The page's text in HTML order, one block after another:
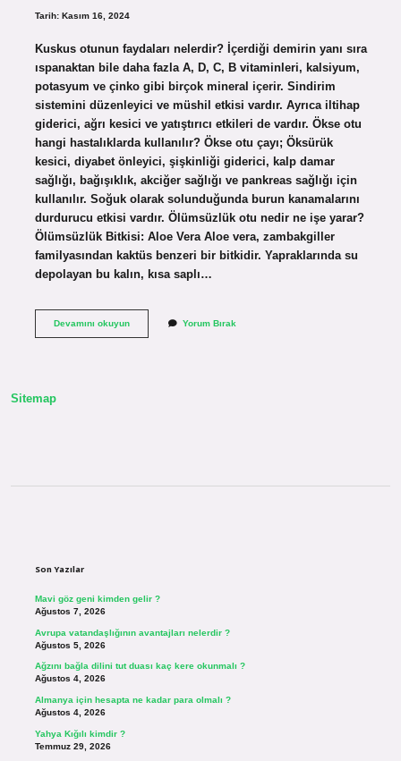
Tarih: Kasım 16, 2024
Kuskus otunun faydaları nelerdir? İçerdiği demirin yanı sıra
ıspanaktan bile daha fazla A, D, C, B vitaminleri, kalsiyum,
potasyum ve çinko gibi birçok mineral içerir. Sindirim
sistemini düzenleyici ve müshil etkisi vardır. Ayrıca iltihap
giderici, ağrı kesici ve yatıştırıcı etkileri de vardır. Ökse otu
hangi hastalıklarda kullanılır? Ökse otu çayı; Öksürük
kesici, diyabet önleyici, şişkinliği giderici, kalp damar
sağlığı, bağışıklık, akciğer sağlığı ve pankreas sağlığı için
kullanılır. Soğuk olarak solunduğunda burun kanamalarını
durdurucu etkisi vardır. Ölümsüzlük otu nedir ne işe yarar?
Ölümsüzlük Bitkisi: Aloe Vera Aloe vera, zambakgiller
familyasından kaktüs benzeri bir bitkidir. Yapraklarında su
depolayan bu kalın, kısa saplı…
Devamını okuyunKüşüt
Yorum Bırak
Sitemap
Son Yazılar
Mavi göz geni kimden gelir ?
Ağustos 7, 2026
Avrupa vatandaşlığının avantajları nelerdir ?
Ağustos 5, 2026
Ağzını bağla dilini tut duası kaç kere okunmalı ?
Ağustos 4, 2026
Almanya için hesapta ne kadar para olmalı ?
Ağustos 4, 2026
Yahya Kığılı kimdir ?
Temmuz 29, 2026